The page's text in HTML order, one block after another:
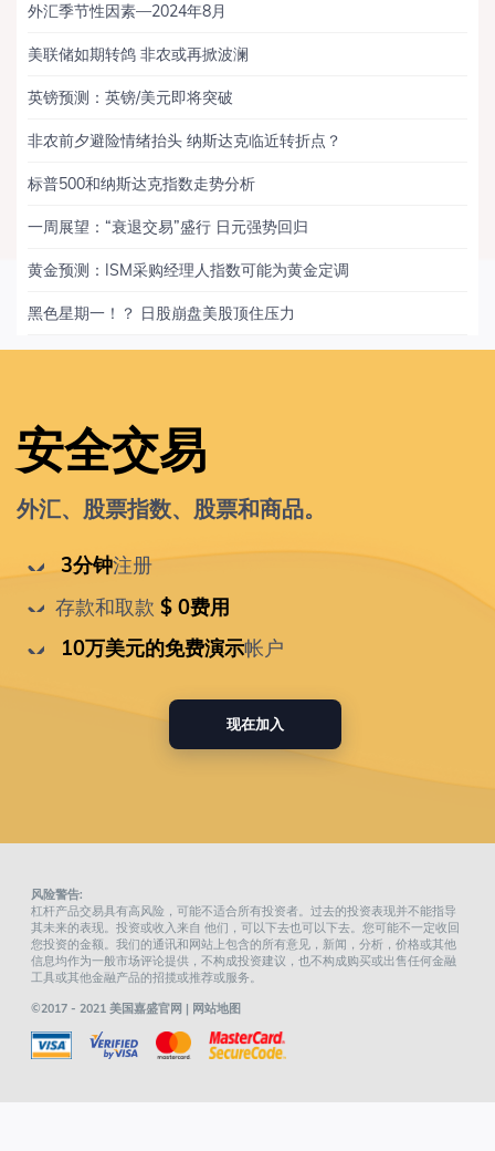
外汇季节性因素—2024年8月
美联储如期转鸽 非农或再掀波澜
英镑预测：英镑/美元即将突破
非农前夕避险情绪抬头 纳斯达克临近转折点？
标普500和纳斯达克指数走势分析
一周展望：“衰退交易”盛行 日元强势回归
黄金预测：ISM采购经理人指数可能为黄金定调
黑色星期一！？ 日股崩盘美股顶住压力
安全交易
外汇、股票指数、股票和商品。
3分钟注册
存款和取款 $ 0费用
10万美元的免费演示帐户
现在加入
风险警告:
杠杆产品交易具有高风险，可能不适合所有投资者。过去的投资表现并不能指导
其未来的表现。投资或收入来自 他们，可以下去也可以下去。您可能不一定收回
您投资的金额。我们的通讯和网站上包含的所有意见，新闻，分析，价格或其他
信息均作为一般市场评论提供，不构成投资建议，也不构成购买或出售任何金融
工具或其他金融产品的招揽或推荐或服务。
©2017 - 2021 美国嘉盛官网 | 网站地图